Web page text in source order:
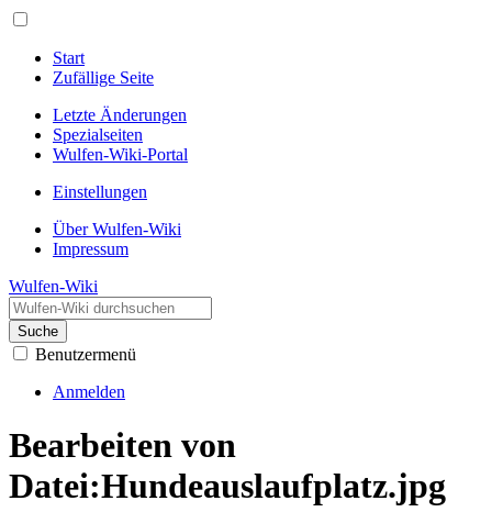
Start
Zufällige Seite
Letzte Änderungen
Spezialseiten
Wulfen-Wiki-Portal
Einstellungen
Über Wulfen-Wiki
Impressum
Wulfen-Wiki
Suche
Benutzermenü
Anmelden
Bearbeiten von
Datei:Hundeauslaufplatz.jpg